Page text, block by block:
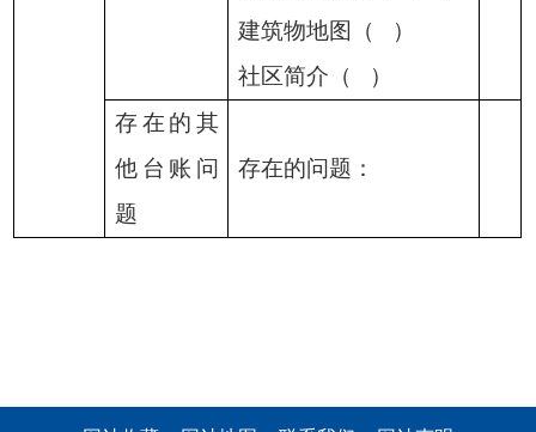
建筑物地图（
）
社区简介（
）
存在的其
他台账问
题
存在的问题：